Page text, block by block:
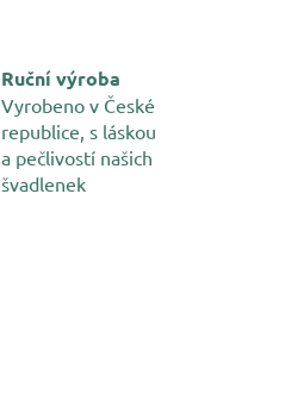
Ruční výroba
Vyrobeno v České
republice, s láskou
a pečlivostí našich
švadlenek